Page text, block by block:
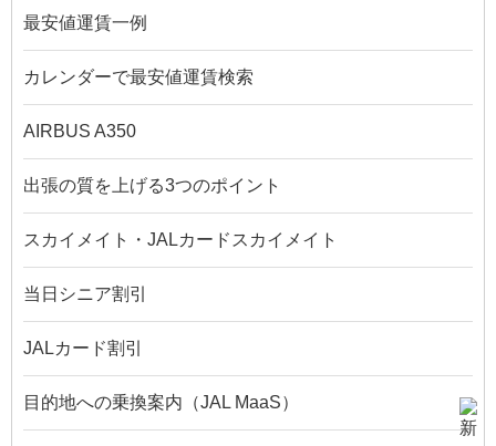
最安値運賃一例
カレンダーで最安値運賃検索
AIRBUS A350
出張の質を上げる3つのポイント
スカイメイト・JALカードスカイメイト
当日シニア割引
JALカード割引
目的地への乗換案内（JAL MaaS）